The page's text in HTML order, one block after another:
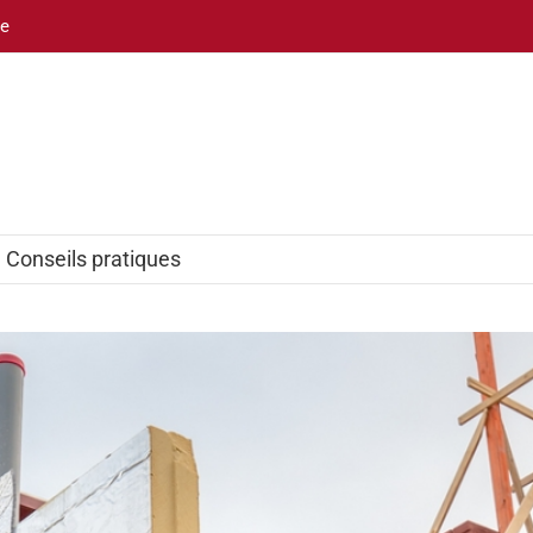
Conseils pratiques